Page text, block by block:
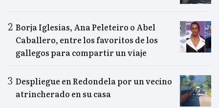
Borja Iglesias, Ana Peleteiro o Abel
Caballero, entre los favoritos de los
gallegos para compartir un viaje
Despliegue en Redondela por un vecino
atrincherado en su casa